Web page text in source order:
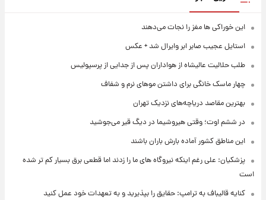
این خوراکی ها مغز را نجات می‌دهند
استایل عجیب صابر ابر وایرال شد + عکس
طلب حلالیت عالیشاه از هواداران پس از جدایی از پرسپولیس
چهار ماسک خانگی برای داشتن موهای نرم و شفاف
بهترین مقاصد دریاچه‌های نزدیک تهران
در ششم اوت؛ وقتی هیروشیما در دیگ قیر می‌جوشید
این مناطق کشور آماده بارش باران باشند
پزشکیان: علی رغم اینکه نیروگاه های ما را زدند اما قطعی برق بسیار کم تر شده
است
کنایه قالیباف به ترامپ: حقایق را بپذیرید و به تعهدات خود عمل کنید